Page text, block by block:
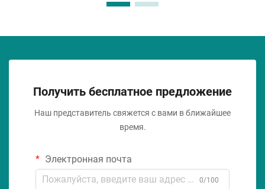
Получить бесплатное предложение
Наш представитель свяжется с вами в ближайшее
время.
Электронная почта
0/100